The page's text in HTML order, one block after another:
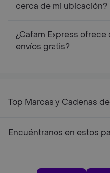
cerca de mi ubicación?
¿Cafam Express ofrece
envíos gratis?
Top Marcas y Cadenas
Encuéntranos en estos